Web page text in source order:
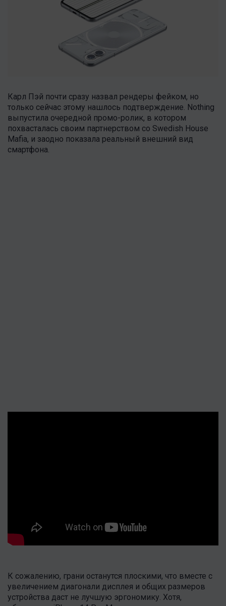
Карл Пэй почти сразу назвал рендеры фейком, но
только сейчас этому нашлось подтверждение. Nothing
выпустила очередной промо-ролик, в котором
похвасталась своим партнерством со Swedish House
Mafia, и заодно показала реальный внешний вид
смартфона.
К сожалению, грани останутся плоскими, что вместе с
увеличением диагонали дисплея и общих размеров
устройства даст не лучшую эргономику. Хотя,